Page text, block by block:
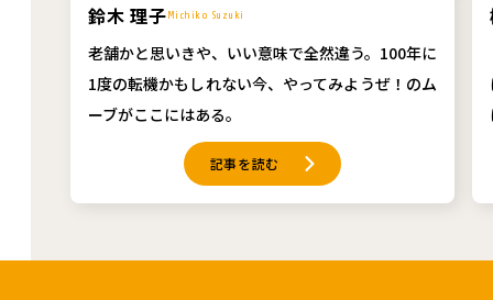
鈴木 理子Michiko Suzuki
老舗かと思いきや、いい意味で全然違う。100年に
1度の転機かもしれない今、やってみようぜ！のム
ーブがここにはある。
記事を読む